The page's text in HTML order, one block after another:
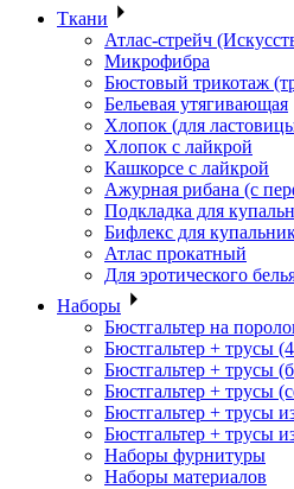
Ткани
Атлас-стрейч
Микрофибра
Бюстовый трикотаж
Бельевая утягивающая
Хлопок (для
Хлопок с лайкрой
Кашкорсе с лайкрой
Ажурная рибана (с
Подкладка для
Бифлекс для
Атлас прокатный
Для эротического
Наборы
Бюстгальтер на
Бюстгальтер + трусы
Бюстгальтер + трусы
Бюстгальтер + трусы
Бюстгальтер + трусы
Бюстгальтер + трусы
Наборы фурнитуры
Наборы материалов